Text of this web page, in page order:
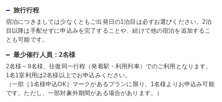
旅行行程
宿泊につきましては少なくともご出発日の1泊目は必ずお選びください。2泊
目以降は手配せずに申込みを完了することや、続けて他の宿泊を追加するこ
とも可能です。
最少催行人員：2名様
2名様～9名様、往復同一行程（発着駅・利用列車）でのご利用となります。
1名1室利用は2名様以上でお申込みください。
（一部［1名様申込OK］マークがあるプランに限り、1名様よりお申込み可能
です。ただし、一部対象外期間がある場合があります。）